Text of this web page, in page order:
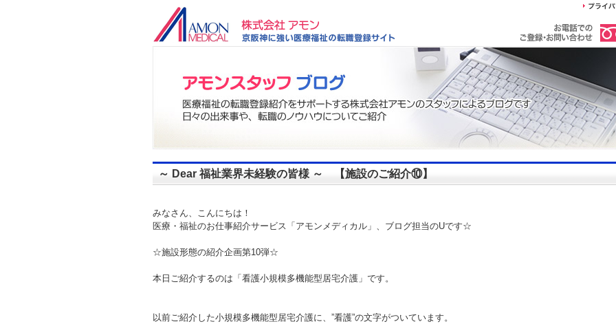
～ Dear 福祉業界未経験の皆様 ～ 【施設のご紹介⑩】
みなさん、こんにちは！
医療・福祉のお仕事紹介サービス「アモンメディカル」、ブログ担当のUです☆
☆施設形態の紹介企画第10弾☆
本日ご紹介するのは「看護小規模多機能型居宅介護」です。
以前ご紹介した小規模多機能型居宅介護に、”看護”の文字がついています。